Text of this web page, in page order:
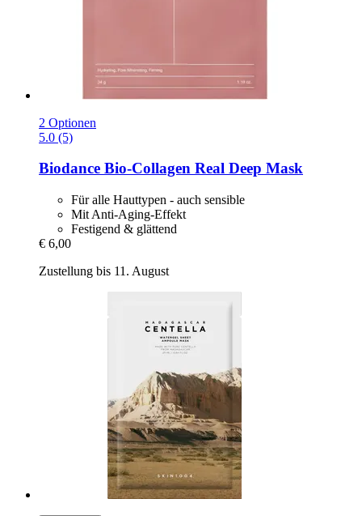
2 Optionen
5.0 (5)
Biodance Bio-​Collagen Real Deep Mask
Für alle Hauttypen - auch sensible
Mit Anti-Aging-Effekt
Festigend & glättend
€ 6,00
Zustellung bis 11. August